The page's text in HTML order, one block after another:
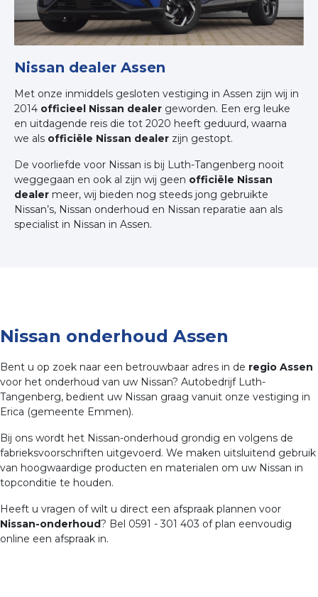
Nissan dealer Assen
Met onze inmiddels gesloten vestiging in Assen zijn wij in
2014 officieel Nissan dealer geworden. Een erg leuke
en uitdagende reis die tot 2020 heeft geduurd, waarna
we als officiële Nissan dealer zijn gestopt.
De voorliefde voor Nissan is bij Luth-Tangenberg nooit
weggegaan en ook al zijn wij geen officiële Nissan
dealer meer, wij bieden nog steeds jong gebruikte
Nissan’s, Nissan onderhoud en Nissan reparatie aan als
specialist in Nissan in Assen.
Nissan onderhoud Assen
Bent u op zoek naar een betrouwbaar adres in de regio Assen
voor het onderhoud van uw Nissan? Autobedrijf Luth-
Tangenberg, bedient uw Nissan graag vanuit onze vestiging in
Erica (gemeente Emmen).
Bij ons wordt het Nissan-onderhoud grondig en volgens de
fabrieksvoorschriften uitgevoerd. We maken uitsluitend gebruik
van hoogwaardige producten en materialen om uw Nissan in
topconditie te houden.
Heeft u vragen of wilt u direct een afspraak plannen voor
Nissan-onderhoud? Bel 0591 - 301 403 of plan eenvoudig
online een afspraak in.